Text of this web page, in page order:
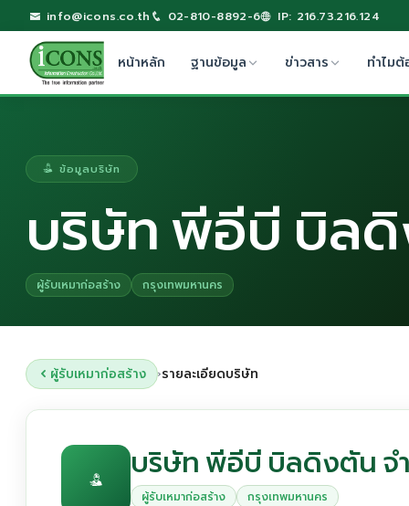
info@icons.co.th 02-810-8892-6 IP: 216.73.216.124
หน้าหลัก ฐานข้อมูล ข่าวสาร ทำไมต้
ข้อมูลบริษัท
บริษัท พีอีบี บิล
ผู้รับเหมาก่อสร้าง กรุงเทพมหานคร
ผู้รับเหมาก่อสร้าง ›รายละเอียดบริษัท
บริษัท พีอีบี บิลดิงตัน จ
ผู้รับเหมาก่อสร้าง กรุงเทพมหานคร